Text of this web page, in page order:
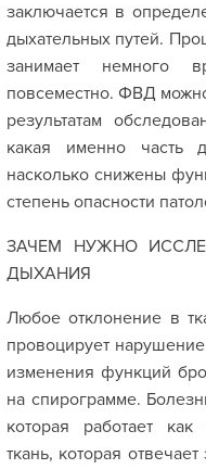
заключается в
дыхательных путей.
занимает немного
повсеместно. ФВД
результатам
какая именно часть
насколько снижены
степень опасности
ЗАЧЕМ НУЖНО
ДЫХАНИЯ
Любое отклонение в
провоцирует
изменения функций
на спирограмме.
которая работает
ткань, которая